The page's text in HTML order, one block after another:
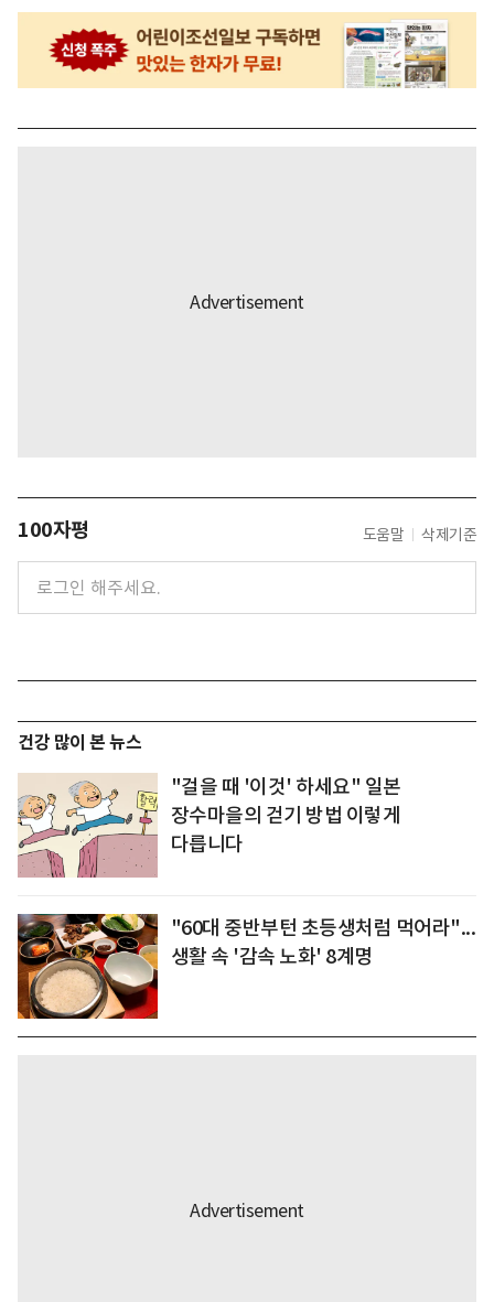
100자평 도움말 삭제기준
건강 많이 본 뉴스
"걸을 때 '이것' 하세요" 일본
장수마을의 걷기 방법 이렇게
다릅니다
"60대 중반부턴 초등생처럼 먹어라"...
생활 속 '감속 노화' 8계명